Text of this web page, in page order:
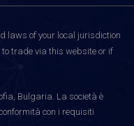
laws of your local jurisdiction
trade via this website or if
Bulgaria. La società è
con i requisiti